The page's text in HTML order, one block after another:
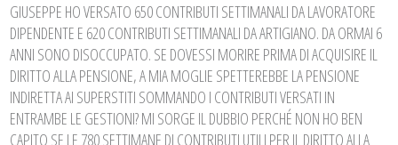
GIUSEPPE HO VERSATO 650 CONTRIBUTI SETTIMANALI DA LAVORATORE
DIPENDENTE E 620 CONTRIBUTI SETTIMANALI DA ARTIGIANO. DA ORMAI 6
ANNI SONO DISOCCUPATO. SE DOVESSI MORIRE PRIMA DI ACQUISIRE IL
DIRITTO ALLA PENSIONE, A MIA MOGLIE SPETTEREBBE LA PENSIONE
INDIRETTA AI SUPERSTITI SOMMANDO I CONTRIBUTI VERSATI IN
ENTRAMBE LE GESTIONI? MI SORGE IL DUBBIO PERCHÉ NON HO BEN
CAPITO SE LE 780 SETTIMANE DI CONTRIBUTI UTILI PER IL DIRITTO ALLA